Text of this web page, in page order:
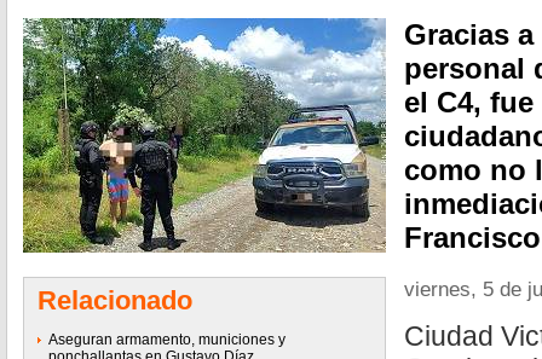
Relacionado
Aseguran armamento, municiones y
Gracias
personal
el C4,
como no
viernes, 5 de
Ciudad